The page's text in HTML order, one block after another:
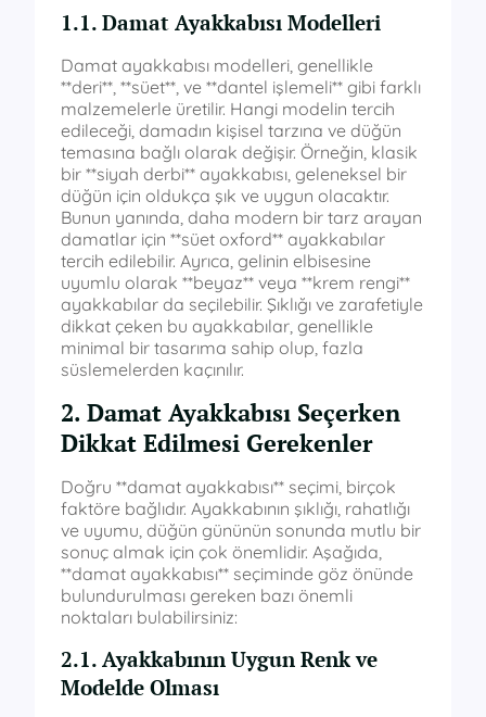
1.1. Damat Ayakkabısı Modelleri
Damat ayakkabısı modelleri, genellikle
**deri**, **süet**, ve **dantel işlemeli** gibi farklı
malzemelerle üretilir. Hangi modelin tercih
edileceği, damadın kişisel tarzına ve düğün
temasına bağlı olarak değişir. Örneğin, klasik
bir **siyah derbi** ayakkabısı, geleneksel bir
düğün için oldukça şık ve uygun olacaktır.
Bunun yanında, daha modern bir tarz arayan
damatlar için **süet oxford** ayakkabılar
tercih edilebilir. Ayrıca, gelinin elbisesine
uyumlu olarak **beyaz** veya **krem rengi**
ayakkabılar da seçilebilir. Şıklığı ve zarafetiyle
dikkat çeken bu ayakkabılar, genellikle
minimal bir tasarıma sahip olup, fazla
süslemelerden kaçınılır.
2. Damat Ayakkabısı Seçerken
Dikkat Edilmesi Gerekenler
Doğru **damat ayakkabısı** seçimi, birçok
faktöre bağlıdır. Ayakkabının şıklığı, rahatlığı
ve uyumu, düğün gününün sonunda mutlu bir
sonuç almak için çok önemlidir. Aşağıda,
**damat ayakkabısı** seçiminde göz önünde
bulundurulması gereken bazı önemli
noktaları bulabilirsiniz:
2.1. Ayakkabının Uygun Renk ve
Modelde Olması